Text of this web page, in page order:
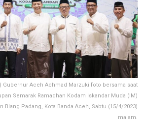
Gubernur Aceh Achmad Marzuki foto bersama saat
Semarak Ramadhan Kodam Iskandar Muda (IM)
Blang Padang, Kota Banda Aceh, Sabtu (15/4/2023)
malam.